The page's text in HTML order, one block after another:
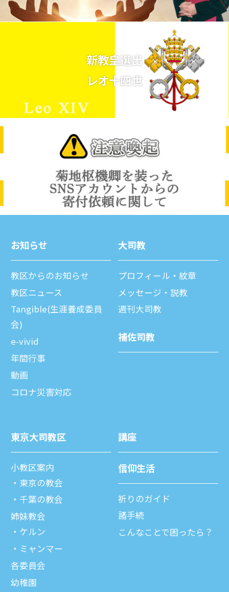
新教皇選出
レオ十四世
お知らせ
教区からのお知らせ
教区ニュース
Tangible(生涯養成委員
会)
e-vivid
年間⾏事
動画
コロナ災害対応
⼤司教
プロフィール・紋章
メッセージ・説教
週刊⼤司教
補佐司教
東京⼤司教区
⼩教区案内
東京の教会
千葉の教会
姉妹教会
ケルン
ミャンマー
各委員会
幼稚園
講座
信仰⽣活
祈りのガイド
諸⼿続
こんなことで困ったら？